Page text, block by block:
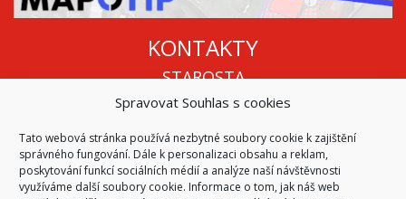
Spravovat Souhlas s cookies
Tato webová stránka používá nezbytné soubory cookie k zajištění
správného fungování. Dále k personalizaci obsahu a reklam,
poskytování funkcí sociálních médií a analýze naší návštěvnosti
využíváme další soubory cookie. Informace o tom, jak náš web
KONTAKTY
STAROSTA
Mgr. Roman Vala
info@oukojetice.cz
ÚŘEDNÍ HODINY
Po, St: 15:30 - 16:30